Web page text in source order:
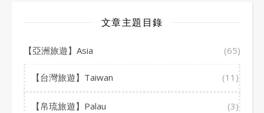
文章主題目錄
【亞洲旅遊】Asia (65)
【台灣旅遊】Taiwan (11)
【帛琉旅遊】Palau (3)